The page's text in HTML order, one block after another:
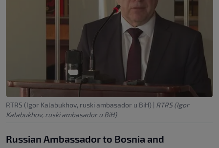
RTRS (Igor Kalabukhov, ruski ambasador u BiH) | RTRS (Igor
Kalabukhov, ruski ambasador u BiH)
Russian Ambassador to Bosnia and